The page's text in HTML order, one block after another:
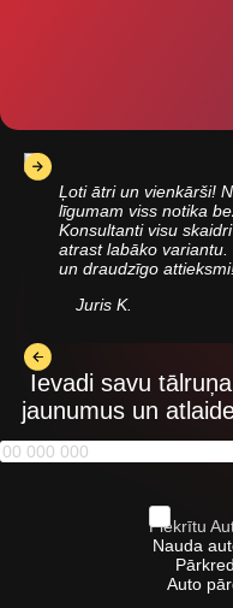
Ļoti ātri un vienkārši!
līgumam viss notika
Konsultanti visu
atrast labāko
un draudzīgo
Juris K.
Ievadi savu
jaunumus un
Piekrītu
Nauda
Auto